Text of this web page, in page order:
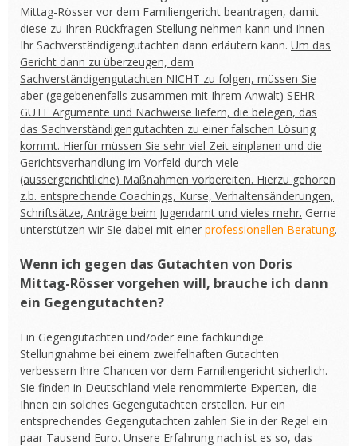
Mittag-Rösser vor dem Familiengericht beantragen, damit
diese zu Ihren Rückfragen Stellung nehmen kann und Ihnen
Ihr Sachverständigengutachten dann erläutern kann. Um das
Gericht dann zu überzeugen, dem
Sachverständigengutachten NICHT zu folgen, müssen Sie
aber (gegebenenfalls zusammen mit Ihrem Anwalt) SEHR
GUTE Argumente und Nachweise liefern, die belegen, das
das Sachverständigengutachten zu einer falschen Lösung
kommt. Hierfür müssen Sie sehr viel Zeit einplanen und die
Gerichtsverhandlung im Vorfeld durch viele
(aussergerichtliche) Maßnahmen vorbereiten. Hierzu gehören
z.b. entsprechende Coachings, Kurse, Verhaltensänderungen,
Schriftsätze, Anträge beim Jugendamt und vieles mehr. Gerne
unterstützen wir Sie dabei mit einer professionellen Beratung.
Wenn ich gegen das Gutachten von Doris
Mittag-Rösser vorgehen will, brauche ich dann
ein Gegengutachten?
Ein Gegengutachten und/oder eine fachkundige
Stellungnahme bei einem zweifelhaften Gutachten
verbessern Ihre Chancen vor dem Familiengericht sicherlich.
Sie finden in Deutschland viele renommierte Experten, die
Ihnen ein solches Gegengutachten erstellen. Für ein
entsprechendes Gegengutachten zahlen Sie in der Regel ein
paar Tausend Euro. Unsere Erfahrung nach ist es so, das